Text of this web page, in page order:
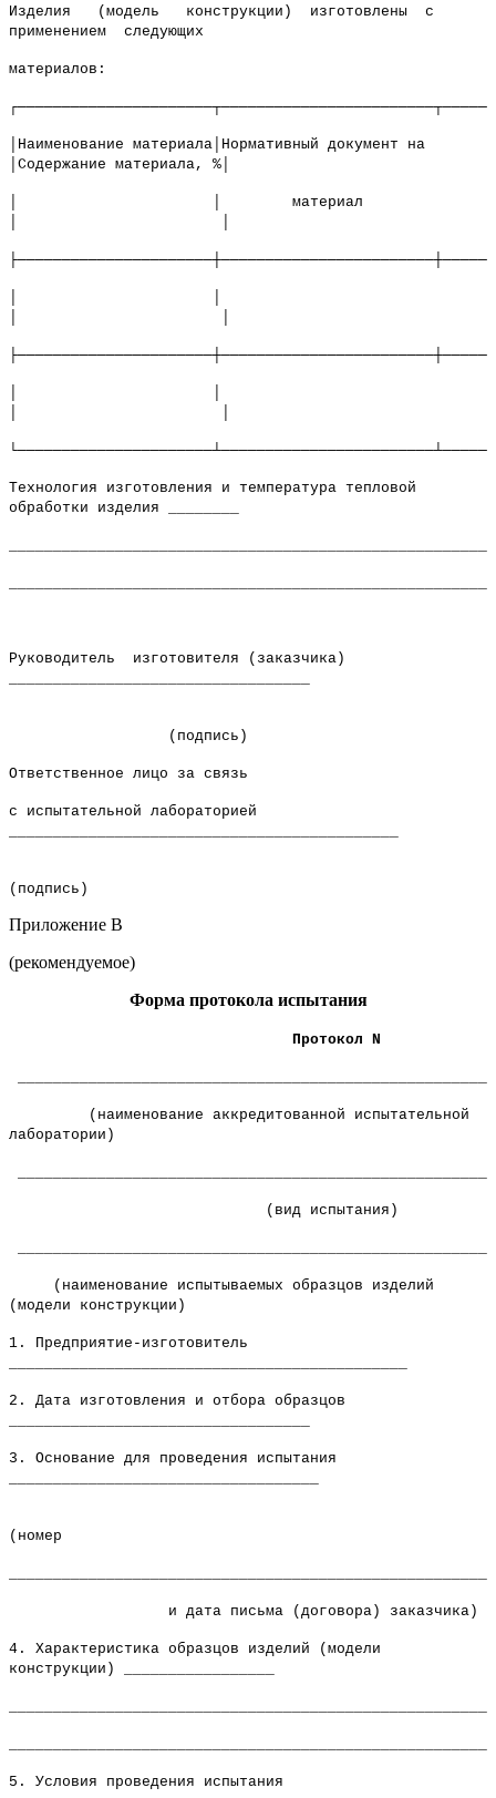
Изделия (модель конструкции) изготовлены с
применением следующих
материалов:
│Наименование материала│Нормативный документ на
│Содержание материала, %│
│ │ материал
Технология изготовления и температура тепловой
обработки изделия ________
Руководитель изготовителя (заказчика)
(подпись)
Ответственное лицо за связь
с испытательной лабораторией
(подпись)
Приложение В
(рекомендуемое)
Форма протокола испытания
Протокол N
(наименование аккредитованной испытательной
лаборатории)
(вид испытания)
(наименование испытываемых образцов изделий
(модели конструкции)
1. Предприятие-изготовитель
2. Дата изготовления и отбора образцов
3. Основание для проведения испытания
(номер
и дата письма (договора) заказчика)
4. Характеристика образцов изделий (модели
конструкции) _________________
5. Условия проведения испытания